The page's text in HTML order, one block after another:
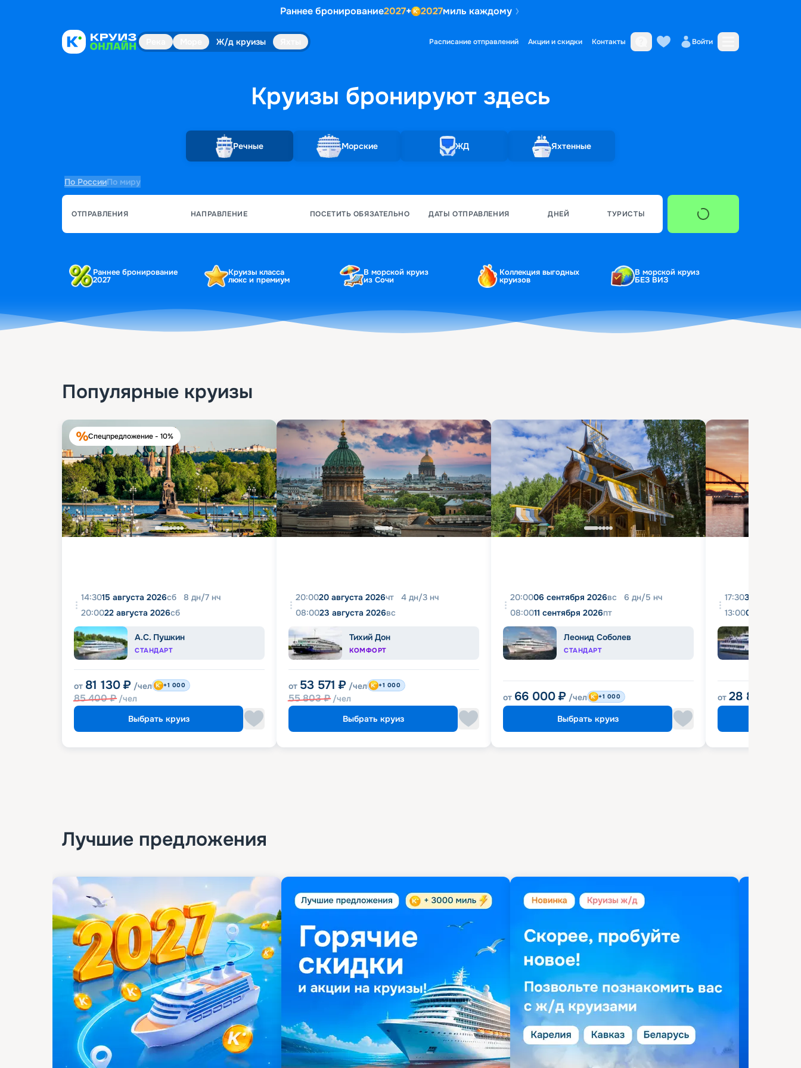
Раннее бронирование2027+ 2027миль каждому
Ж/д круизы Расписание отправлений Акции и скидки Контакты Войти
Круизы бронируютздесь
Речные Морские ЖД Яхтенные
По РоссииПо миру
ОТПРАВЛЕНИЯ НАПРАВЛЕНИЕ ПОСЕТИТЬ ОБЯЗАТЕЛЬНО ДАТЫ ОТПРАВЛЕНИЯ ДНЕЙ ТУРИСТЫ
Раннее бронирование
2027
Круизы класса
люкс и премиум
В морской круиз
из Сочи
Коллекция выгодных
круизов
В морской круиз
БЕЗ ВИЗ
Популярные круизы
Спецпредложение - 10%
14:3015 августа 2026сб 8 дн/7 нч
20:0022 августа 2026сб
А.С. Пушкин
СТАНДАРТ
от 81 130 ₽ /чел
85 400₽ /чел
+1 000
Выбрать круиз
20:0020 августа 2026чт 4 дн/3 нч
08:0023 августа 2026вс
Тихий Дон
КОМФОРТ
от 53 571 ₽ /чел
55 803₽ /чел
+1 000
Выбрать круиз
20:0006 сентября 2026вс 6 дн/5 нч
08:0011 сентября 2026пт
Леонид Соболев
СТАНДАРТ
от 66 000 ₽ /чел +1 000
Выбрать круиз
17:3031 августа
13:0004 сентября
от 28 800
Лучшие предложения